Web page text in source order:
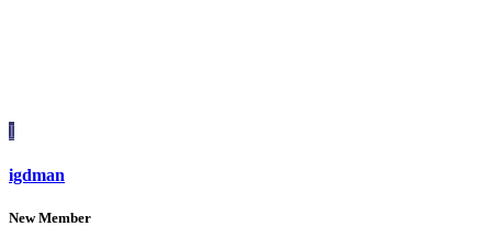
I
igdman
New Member